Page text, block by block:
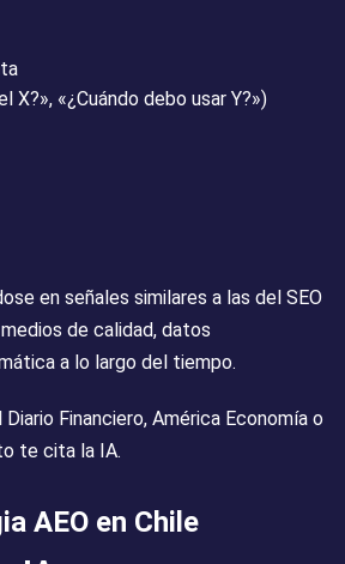
«¿Cuándo debo usar Y?»)
en señales similares a las del SEO
de calidad, datos
a lo largo del tiempo.
Financiero, América Economía o
te cita la IA.
AEO en Chile